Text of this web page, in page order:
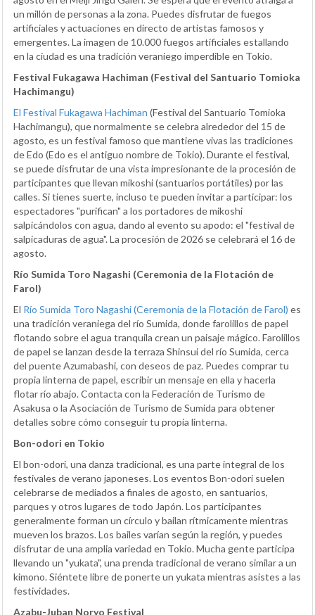
un millón de personas a la zona. Puedes disfrutar de fuegos
artificiales y actuaciones en directo de artistas famosos y
emergentes. La imagen de 10.000 fuegos artificiales estallando
en la ciudad es una tradición veraniego imperdible en Tokio.
Festival Fukagawa Hachiman (Festival del Santuario Tomioka
Hachimangu)
El Festival Fukagawa Hachiman (Festival del Santuario Tomioka
Hachimangu), que normalmente se celebra alrededor del 15 de
agosto, es un festival famoso que mantiene vivas las tradiciones
de Edo (Edo es el antiguo nombre de Tokio). Durante el festival,
se puede disfrutar de una vista impresionante de la procesión de
participantes que llevan mikoshi (santuarios portátiles) por las
calles. Si tienes suerte, incluso te pueden invitar a participar: los
espectadores "purifican" a los portadores de mikoshi
salpicándolos con agua, dando al evento su apodo: el "festival de
salpicaduras de agua". La procesión de 2026 se celebrará el 16 de
agosto.
Río Sumida Toro Nagashi (Ceremonia de la Flotación de
Farol)
El Río Sumida Toro Nagashi (Ceremonia de la Flotación de Farol) es
una tradición veraniega del río Sumida, donde farolillos de papel
flotando sobre el agua tranquila crean un paisaje mágico. Farolillos
de papel se lanzan desde la terraza Shinsui del río Sumida, cerca
del puente Azumabashi, con deseos de paz. Puedes comprar tu
propia linterna de papel, escribir un mensaje en ella y hacerla
flotar río abajo. Contacta con la Federación de Turismo de
Asakusa o la Asociación de Turismo de Sumida para obtener
detalles sobre cómo conseguir tu propia linterna.
Bon-odori en Tokio
El bon-odori, una danza tradicional, es una parte integral de los
festivales de verano japoneses. Los eventos Bon-odori suelen
celebrarse de mediados a finales de agosto, en santuarios,
parques y otros lugares de todo Japón. Los participantes
generalmente forman un círculo y bailan rítmicamente mientras
mueven los brazos. Los bailes varían según la región, y puedes
disfrutar de una amplia variedad en Tokio. Mucha gente participa
llevando un "yukata", una prenda tradicional de verano similar a un
kimono. Siéntete libre de ponerte un yukata mientras asistes a las
festividades.
Azabu-Juban Noryo Festival